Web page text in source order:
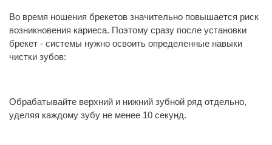
Во время ношения брекетов значительно повышается риск
возникновения кариеса. Поэтому сразу после установки
брекет - системы нужно освоить определенные навыки
чистки зубов:
Обрабатывайте верхний и нижний зубной ряд отдельно,
уделяя каждому зубу не менее 10 секунд.